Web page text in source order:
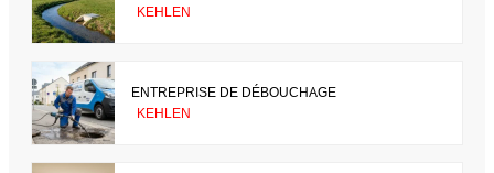
KEHLEN
ENTREPRISE DE DÉBOUCHAGE
KEHLEN